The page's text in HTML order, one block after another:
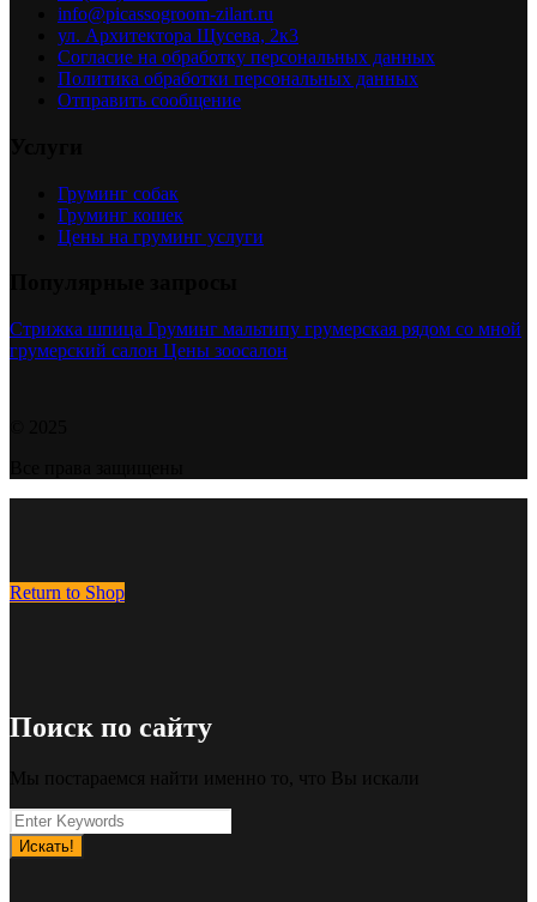
info@picassogroom-zilart.ru
ул. Архитектора Щусева, 2к3
Согласие на обработку персональных данных
Политика обработки персональных данных
Отправить сообщение
Груминг собак
Груминг кошек
Цены на груминг услуги
Стрижка шпица Груминг мальтипу грумерская рядом со мной
грумерский салон Цены зоосалон
Return to Shop
Поиск по сайту
Мы постараемся найти именно то, что Вы искали
Искать!